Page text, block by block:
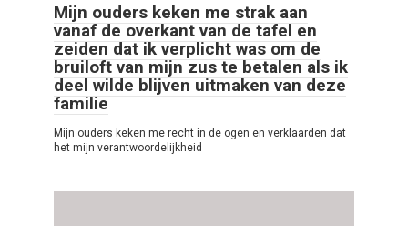
Mijn ouders keken me strak aan
vanaf de overkant van de tafel en
zeiden dat ik verplicht was om de
bruiloft van mijn zus te betalen als ik
deel wilde blijven uitmaken van deze
familie
Mijn ouders keken me recht in de ogen en verklaarden dat
het mijn verantwoordelijkheid